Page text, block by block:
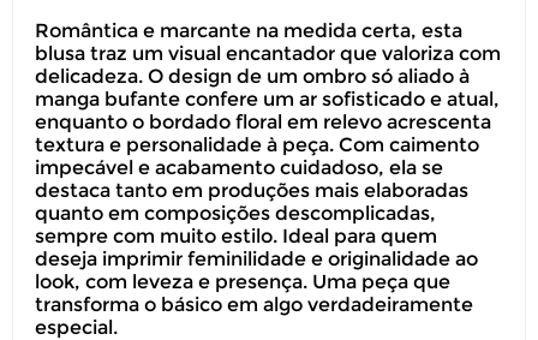
Romântica e marcante na medida certa, esta
blusa traz um visual encantador que valoriza com
delicadeza. O design de um ombro só aliado à
manga bufante confere um ar sofisticado e atual,
enquanto o bordado floral em relevo acrescenta
textura e personalidade à peça. Com caimento
impecável e acabamento cuidadoso, ela se
destaca tanto em produções mais elaboradas
quanto em composições descomplicadas,
sempre com muito estilo. Ideal para quem
deseja imprimir feminilidade e originalidade ao
look, com leveza e presença. Uma peça que
transforma o básico em algo verdadeiramente
especial.